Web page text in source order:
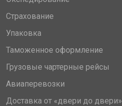
Страхование
Упаковка
Таможенное оформление
Грузовые чартерные рейсы
Авиаперевозки
Доставка от «двери до двери»